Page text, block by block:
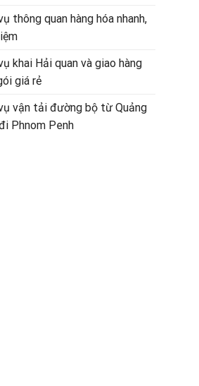
thông quan hàng hóa nhanh,
khai Hải quan và giao hàng
giá rẻ
vận tải đường bộ từ Quảng
Phnom Penh